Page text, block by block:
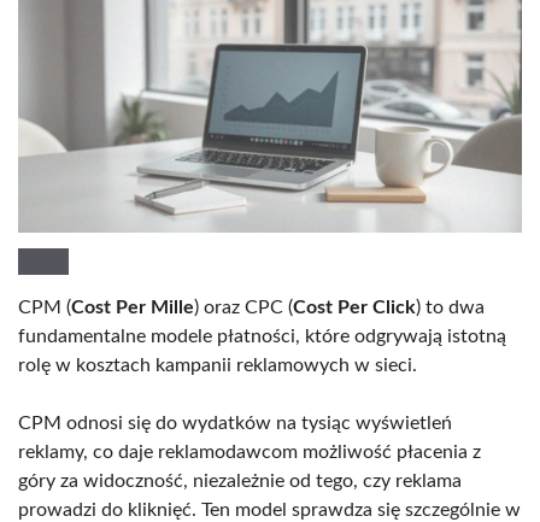
CPM (Cost Per Mille) oraz CPC (Cost Per Click) to dwa
fundamentalne modele płatności, które odgrywają istotną
rolę w kosztach kampanii reklamowych w sieci.
CPM odnosi się do wydatków na tysiąc wyświetleń
reklamy, co daje reklamodawcom możliwość płacenia z
góry za widoczność, niezależnie od tego, czy reklama
prowadzi do kliknięć. Ten model sprawdza się szczególnie w